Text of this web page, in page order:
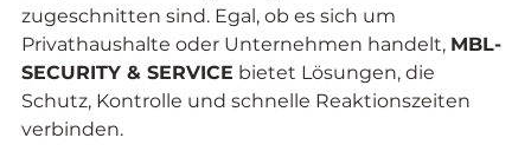
zugeschnitten sind. Egal, ob es sich um
Privathaushalte oder Unternehmen handelt, MBL-
SECURITY & SERVICE bietet Lösungen, die
Schutz, Kontrolle und schnelle Reaktionszeiten
verbinden.